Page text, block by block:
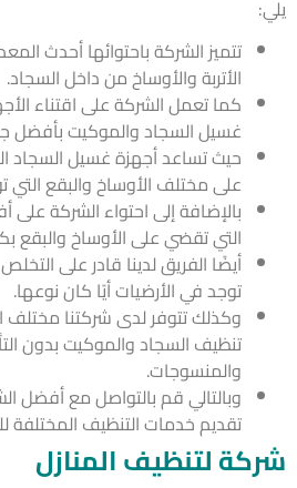
تتميز الشركة باحتوائها أحدث
الأتربة والأوساخ من داخل السجاد.
كما تعمل الشركة على اقتناء
غسيل السجاد والموكيت بأفضل جودة.
حيث تساعد أجهزة غسيل السجاد التي
على مختلف الأوساخ والبقع التي
بالإضافة إلى احتواء الشركة على
التي تقضي على الأوساخ والبقع
أيضًا الفريق لدينا قادر على التخلص
توجد في الأرضيات أيًا كان نوعها.
وكذلك تتوفر لدى شركتنا مختلف
تنظيف السجاد والموكيت بدون التأثير
والمنسوجات.
وبالتالي قم بالتواصل مع أفضل
تقديم خدمات التنظيف المختلفة
لتنظيف المنازل